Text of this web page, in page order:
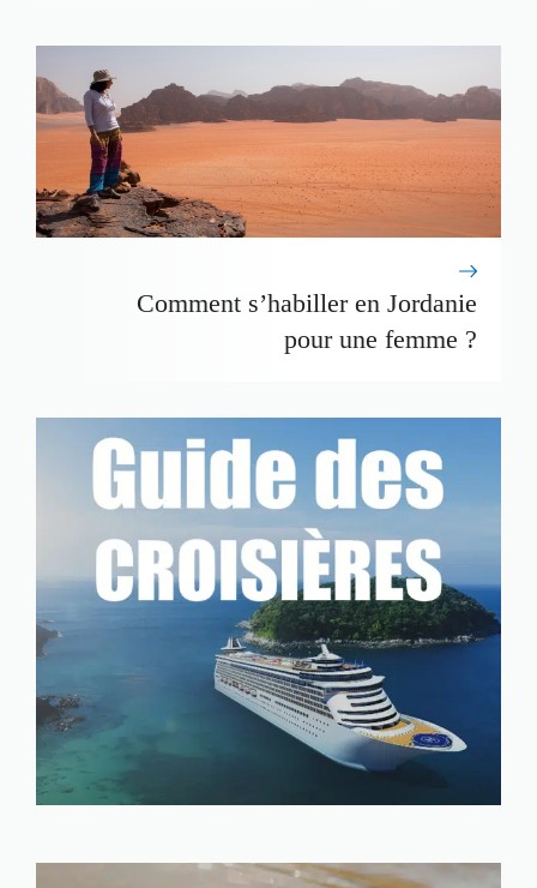
Comment s’habiller en Jordanie
pour une femme ?